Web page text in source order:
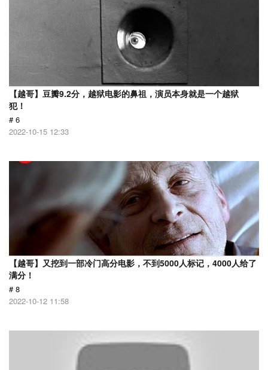
【越哥】豆瓣9.2分，越狱电影的鼻祖，演员本身就是一个越狱
犯！
# 6
2022-10-15 12:33
【越哥】又挖到一部冷门高分电影，不到5000人标记，4000人给了
满分！
# 8
2022-10-12 11:58